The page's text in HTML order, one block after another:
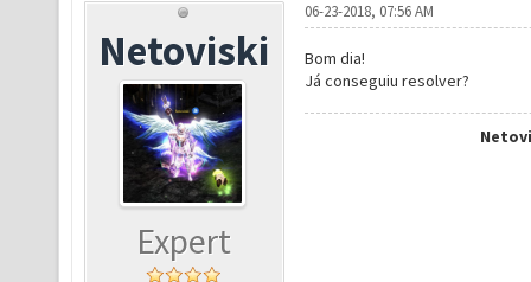
Netoviski
Expert
06-23-2018, 07:56 AM
Bom dia!
Já conseguiu resolver?